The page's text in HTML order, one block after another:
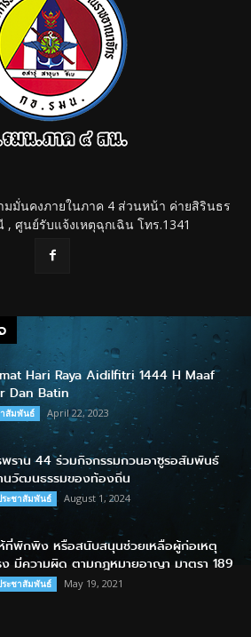
มมั่นคงภายในภาค 4 ส่วนหน้า ค่ายสิรินธร
, ศูนย์รับแจ้งเหตุฉุกเฉิน โทร.1341
Hari Raya Aidilfitri 1444 H Maaf
Dan Batin
สัมพันธ์ April 22, 2023
พราน 44 ร่วมกิจกรรมกวนอาซูรอสัมพันธ์
นวัฒนธรรมของท้องถิ่น
ะชาสัมพันธ์ August 1, 2024
ห้ที่พักพิง หรือสนับสนุนช่วยเหลือผู้ก่อเหตุ
ง มีความผิด ตามกฎหมายอาญา มาตรา 189
ะชาสัมพันธ์ May 19, 2021